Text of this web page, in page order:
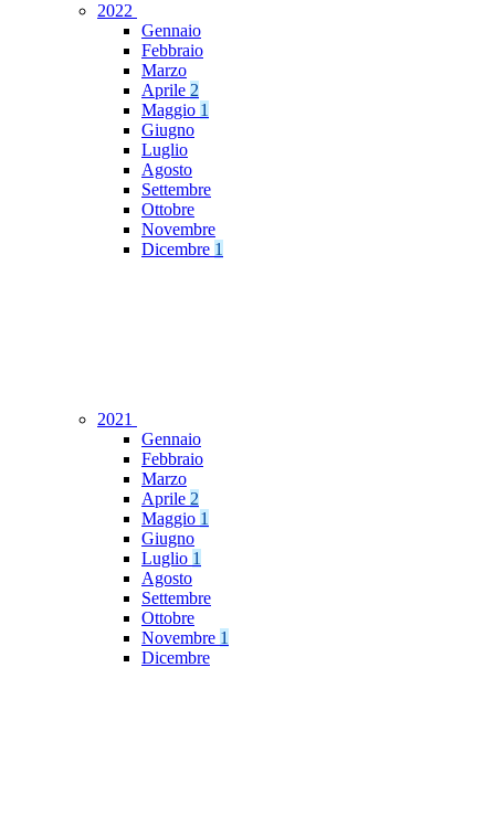
2022
Gennaio
Febbraio
Marzo
Aprile 2
Maggio 1
Giugno
Luglio
Agosto
Settembre
Ottobre
Novembre
Dicembre 1
2021
Gennaio
Febbraio
Marzo
Aprile 2
Maggio 1
Giugno
Luglio 1
Agosto
Settembre
Ottobre
Novembre 1
Dicembre